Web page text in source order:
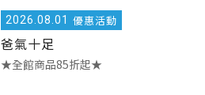
2026. 08.01 優惠活動
爸氣十足
★全館商品85折起★